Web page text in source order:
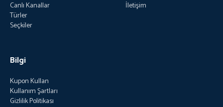
Canlı Kanallar
Türler
Seçkiler
İletişim
Bilgi
Kupon Kullan
Kullanım Şartları
Gizlilik Politikası